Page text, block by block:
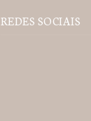
REDES SOCIAIS